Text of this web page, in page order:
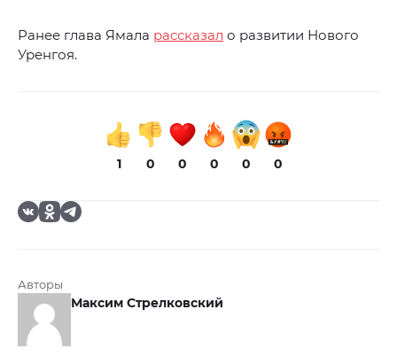
Ранее глава Ямала рассказал о развитии Нового
Уренгоя.
1 0 0 0 0 0
Авторы
Максим Стрелковский